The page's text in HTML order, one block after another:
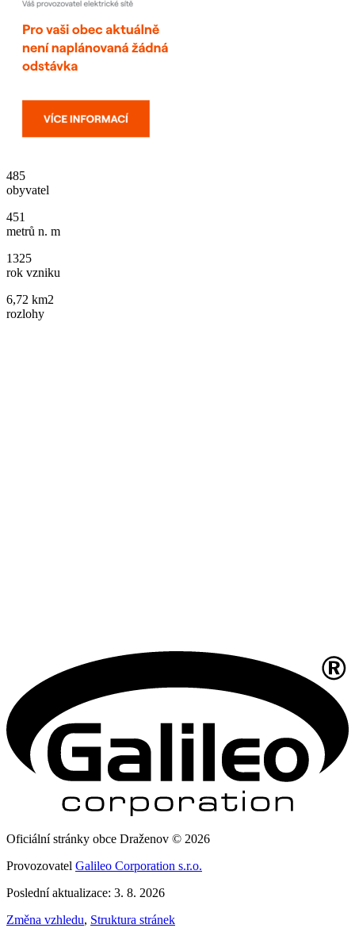
485
obyvatel
451
metrů n. m
1325
rok vzniku
6,72 km2
rozlohy
Oficiální stránky obce Draženov © 2026
Provozovatel Galileo Corporation s.r.o.
Poslední aktualizace: 3. 8. 2026
Změna vzhledu, Struktura stránek